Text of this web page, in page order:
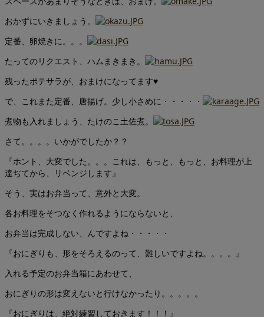
おかずにいきましょう。
定番、卵焼きに。。。
たってのリクエスト、ハムまきまき。
残ったポテサラが、おまけになってます♥
で、これまた定番、唐揚げ。少し小さめに・・・・・
煮物も入れましょう、たけのこ土佐煮。
さて。。。。いかがでしたか？？
『ホント、大変でした。。。これは、もっと、もっと、お料理が上
達ぢてから、リベンジします』
そう、実はお弁当って、意外と大変。
各お料理をそつなく作れるようにならないと、
お弁当は完成しない、んですよね・・・・・
『おにぎりも、形をそろえるのって、難しいですよね。。。。』
入れる予定のお弁当箱にあわせて、
おにぎりの形は変えないと行けなかったり。。。。。
『おにぎりは、絶対練習しておきます！！！』